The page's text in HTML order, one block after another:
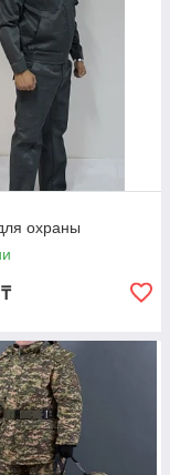
охраны
₸